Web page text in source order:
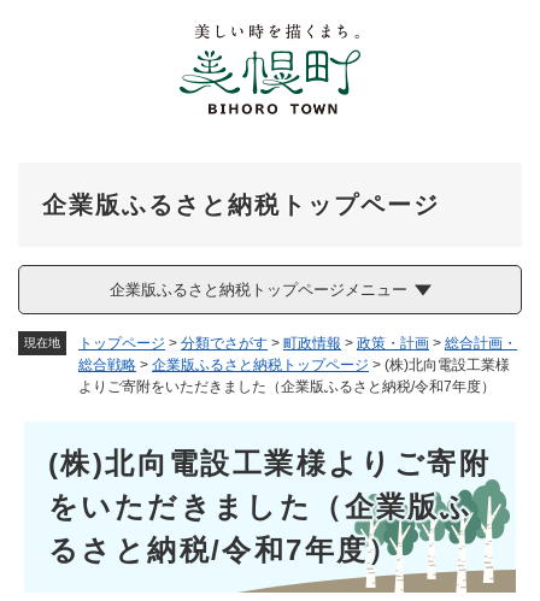
現在地 トップページ > 分類でさがす > 町政情報 > 政策・計画 > 総合計画・
総合戦略 > 企業版ふるさと納税トップページ > (株)北向電設工業様
よりご寄附をいただきました（企業版ふるさと納税/令和7年度）
企業版ふるさと納税トップページ
企業版ふるさと納税トップページメニュー
(株)北向電設工業様よりご寄附
をいただきました（企業版ふ
るさと納税/令和7年度）